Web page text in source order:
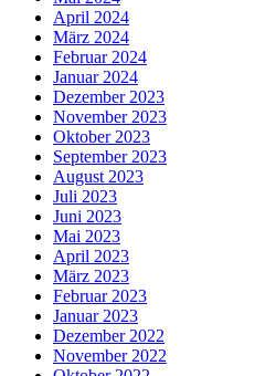
April 2024
März 2024
Februar 2024
Januar 2024
Dezember 2023
November 2023
Oktober 2023
September 2023
August 2023
Juli 2023
Juni 2023
Mai 2023
April 2023
März 2023
Februar 2023
Januar 2023
Dezember 2022
November 2022